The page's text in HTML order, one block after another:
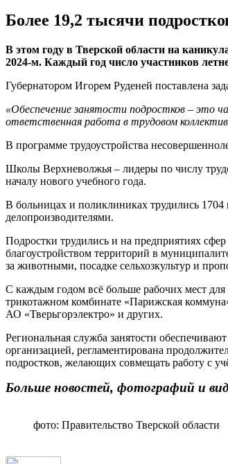
Более 19,2 тысячи
В этом году в Тверской области на
2024-м. Каждый год число участников
Губернатором Игорем Руденей поставлена
«Обеспечение занятости подростков – это
ответственная работа в трудовом
В программе трудоустройства
Школы Верхневолжья – лидеры по числу
началу нового учебного года.
В больницах и поликлиниках трудились
делопроизводителями.
Подростки трудились и на предприятиях
благоустройством территорий в
за животными, посадке сельхозкультур и
С каждым годом всё больше рабочих мест
трикотажном комбинате «Парижская
АО «Тверьгорэлектро» и других.
Региональная служба занятости
организацией, регламентирована
подростков, желающих совмещать работу с
Больше новостей, фотографий и
фото: Правительство Тверской области